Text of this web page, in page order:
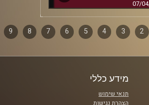
07/
2
3
4
5
6
7
8
9
מידע כללי
תנאי שימוש
הצהרת נגישות